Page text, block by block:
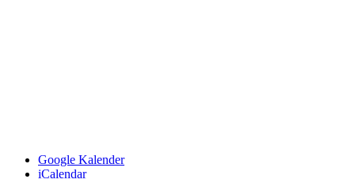
Google Kalender
iCalendar